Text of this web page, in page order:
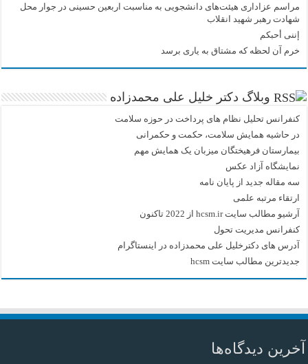
مراسم عزاداری هیئت‌های دانشجویی به مناسبت اربعین حسینی در جوار محل
شهادت رهبر شهید انقلاب
إننی أحبکم
خرم آن لحظه که مشتاق به یاری برسد
وبلاگ دکتر خلیل علی محمدزاده
کنفرانس تحلیل نظام های پرداخت در حوزه سلامت
در حاشیه همایش سلامت، حکمت و حکمرانی
بیمارستان فرهیختگان میزبان یک همایش مهم
نمایشگاه آزاد عکس
سه مقاله جدید از پایان نامه
ارتقاء مرتبه علمی
آرشیو مطالب سایت hcsm.ir از 2022 تاکنون
کنفرانس مدیریت تحول
آدرس های دکترخلیل علی محمدزاده در اینستاگرام
جدیدترین مطالب سایت hcsm
آخرین دیدگاه‌ها